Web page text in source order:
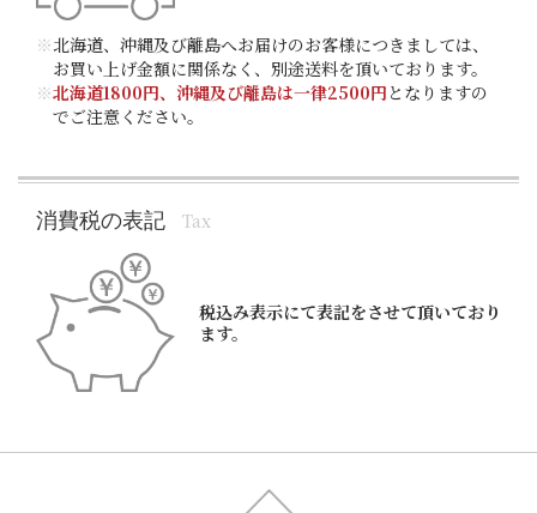
※北海道、沖縄及び離島へお届けのお客様につきましては、
お買い上げ金額に関係なく、別途送料を頂いております。
※北海道1800円、沖縄及び離島は一律2500円 となりますの
でご注意ください。
消費税の表記 Tax
税込み表示にて表記をさせて頂いており
ます。